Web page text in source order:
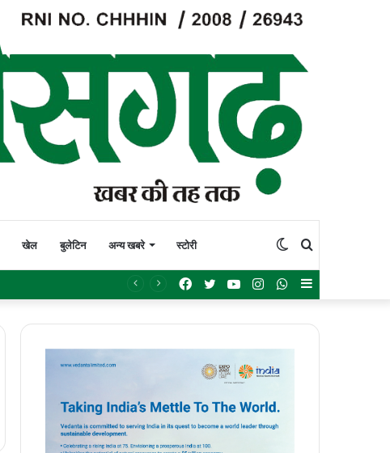
खेल बुलेटिन अन्य खबरे स्टोरी Search
Switch
WhatsApp
Instagram
YouTube
Twitter
Facebook